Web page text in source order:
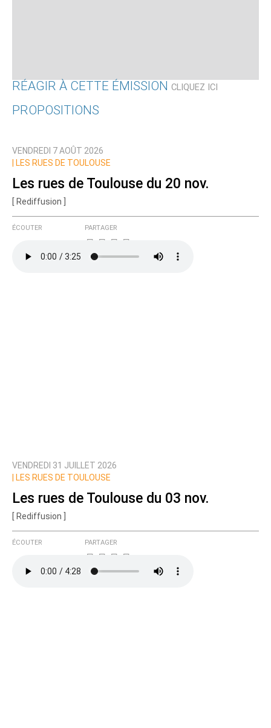
RÉAGIR À CETTE ÉMISSION CLIQUEZ ICI
Nom
Courriel (non publié)
Ajoutez votre commentaire ici
Prévenez-moi de tous les nouveaux commentaires
PROPOSITIONS
VENDREDI 7 AOÛT 2026
LES RUES DE TOULOUSE
Les rues de Toulouse du 20 nov.
[ Rediffusion ]
ÉCOUTER PARTAGER
VENDREDI 31 JUILLET 2026
LES RUES DE TOULOUSE
Les rues de Toulouse du 03 nov.
[ Rediffusion ]
ÉCOUTER PARTAGER